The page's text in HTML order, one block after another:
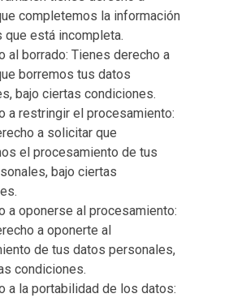
completemos la información
que está incompleta.
al borrado: Tienes derecho a
borremos tus datos
bajo ciertas condiciones.
a restringir el procesamiento:
a solicitar que
el procesamiento de tus
bajo ciertas
a oponerse al procesamiento:
a oponerte al
de tus datos personales,
condiciones.
a la portabilidad de los datos: